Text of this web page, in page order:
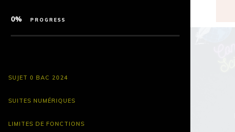
0% PROGRESS
SUJET 0 BAC 2024
SUITES NUMÉRIQUES
LIMITES DE FONCTIONS